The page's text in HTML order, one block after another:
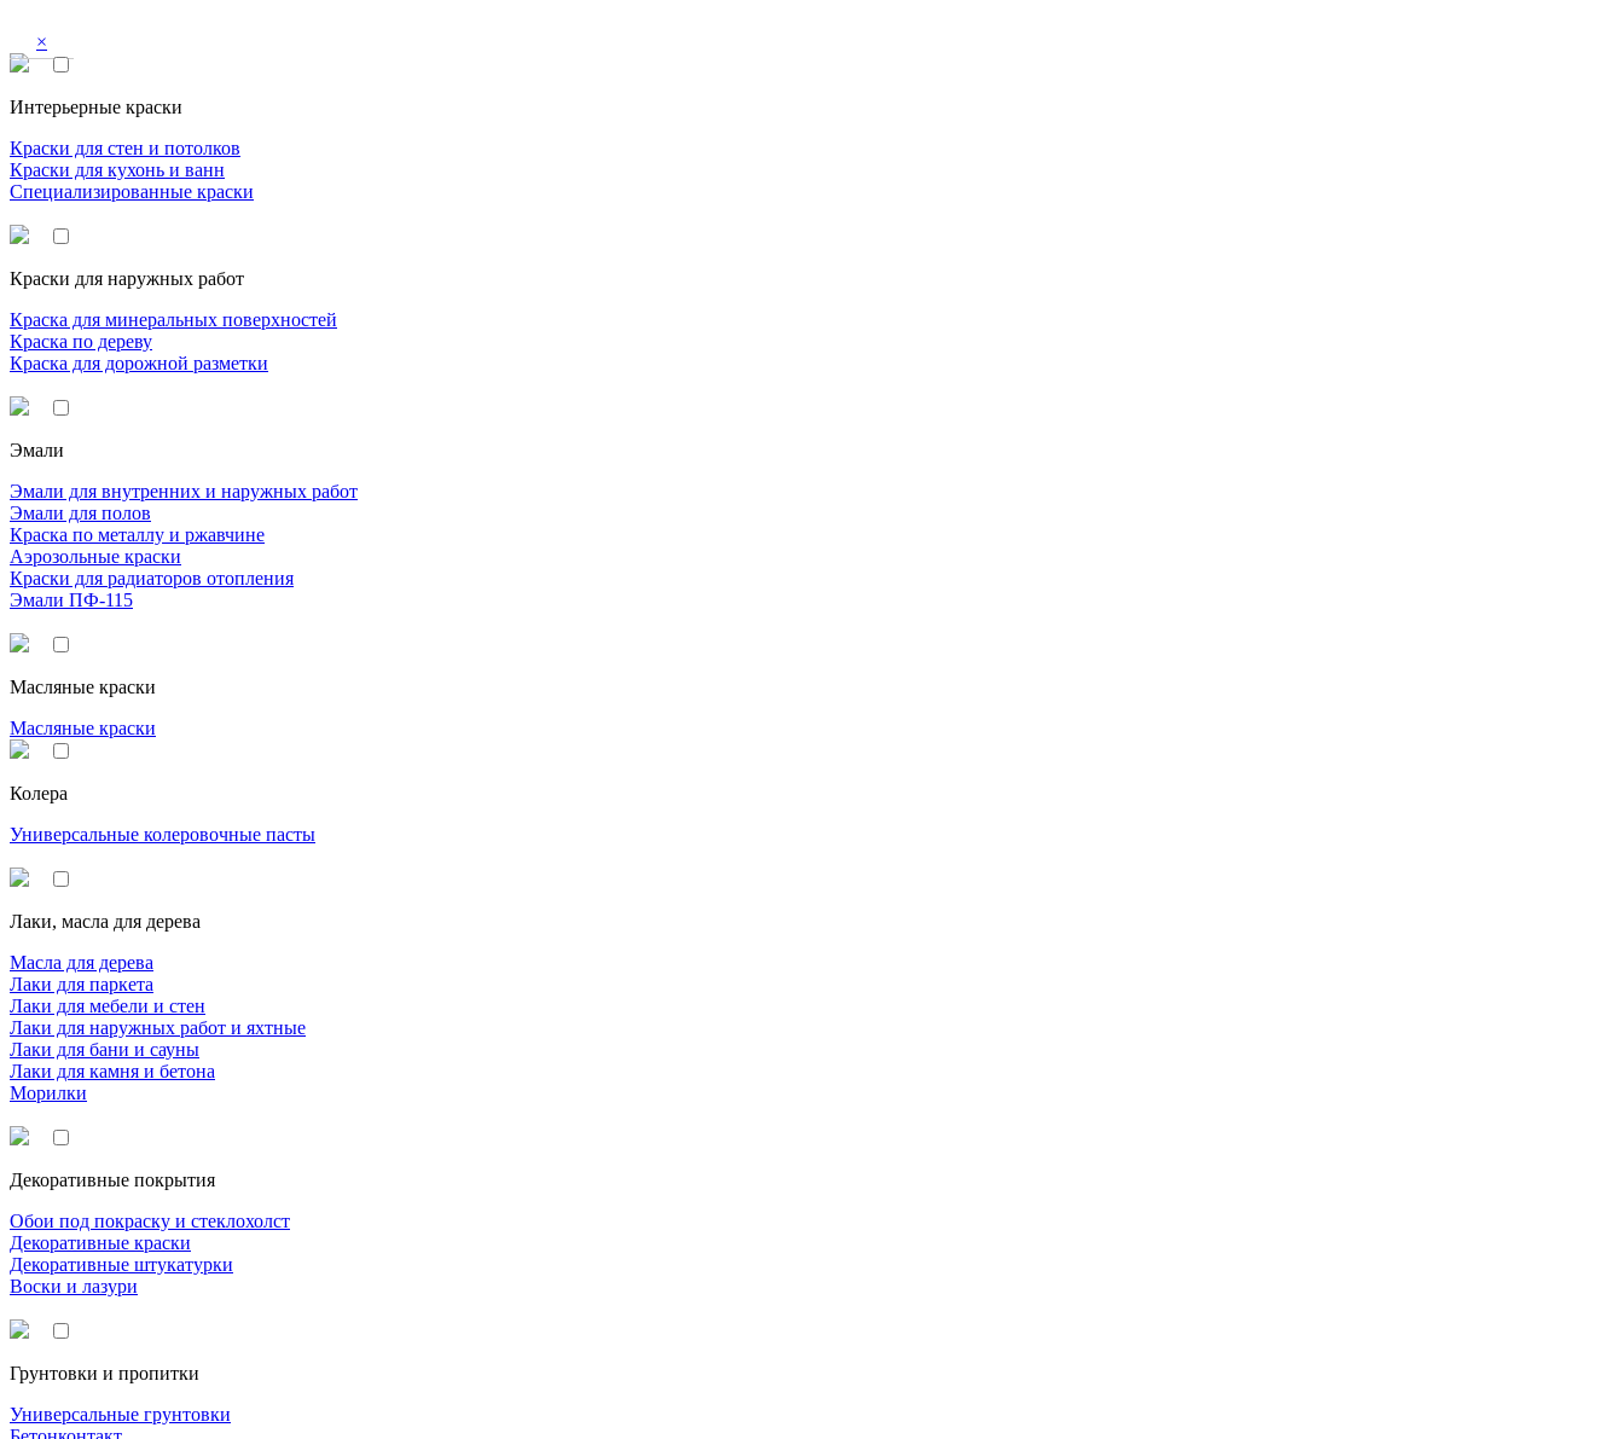
×
Интерьерные краски
Краски для стен и потолков
Краски для кухонь и ванн
Специализированные краски
Краски для наружных работ
Краска для минеральных поверхностей
Краска по дереву
Краска для дорожной разметки
Эмали
Эмали для внутренних и наружных работ
Эмали для полов
Краска по металлу и ржавчине
Аэрозольные краски
Краски для радиаторов отопления
Эмали ПФ-115
Масляные краски
Масляные краски
Колера
Универсальные колеровочные пасты
Лаки, масла для дерева
Масла для дерева
Лаки для паркета
Лаки для мебели и стен
Лаки для наружных работ и яхтные
Лаки для бани и сауны
Лаки для камня и бетона
Морилки
Декоративные покрытия
Обои под покраску и стеклохолст
Декоративные краски
Декоративные штукатурки
Воски и лазури
Грунтовки и пропитки
Универсальные грунтовки